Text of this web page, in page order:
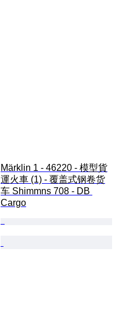
Märklin 1 - 46220 - 模型貨
運火車 (1) - 覆盖式钢卷货
车 Shimmns 708 - DB
Cargo